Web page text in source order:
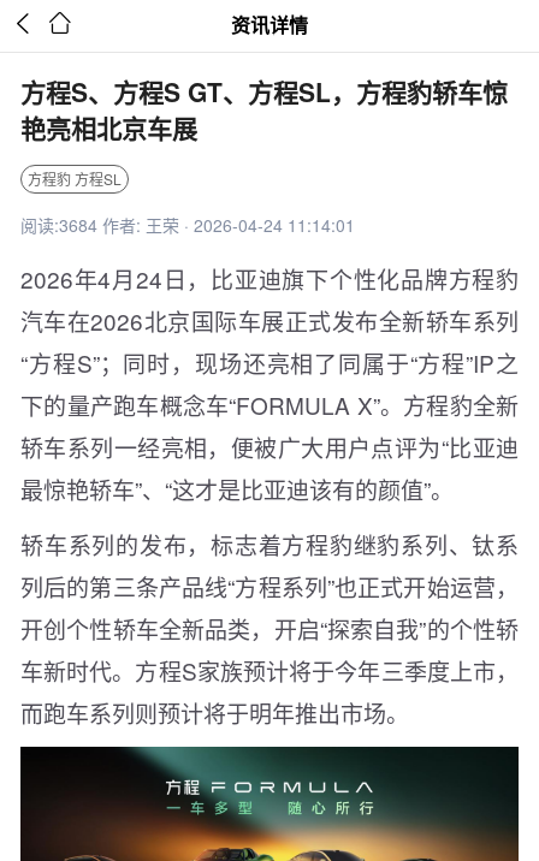
  资讯详情
方程S、方程S GT、方程SL，方程豹轿车惊
艳亮相北京车展
方程豹 方程SL
阅读:3684 作者: 王荣 · 2026-04-24 11:14:01
2026年4月24日，比亚迪旗下个性化品牌方程豹
汽车在2026北京国际车展正式发布全新轿车系列
“方程S”；同时，现场还亮相了同属于“方程”IP之
下的量产跑车概念车“FORMULA X”。方程豹全新
轿车系列一经亮相，便被广大用户点评为“比亚迪
最惊艳轿车”、“这才是比亚迪该有的颜值”。
轿车系列的发布，标志着方程豹继豹系列、钛系
列后的第三条产品线“方程系列”也正式开始运营，
开创个性轿车全新品类，开启“探索自我”的个性轿
车新时代。方程S家族预计将于今年三季度上市，
而跑车系列则预计将于明年推出市场。